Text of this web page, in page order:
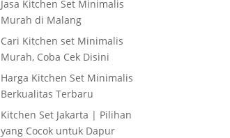
Jasa Kitchen Set Minimalis
Murah di Malang
Cari Kitchen set Minimalis
Murah, Coba Cek Disini
Harga Kitchen Set Minimalis
Berkualitas Terbaru
Kitchen Set Jakarta | Pilihan
yang Cocok untuk Dapur